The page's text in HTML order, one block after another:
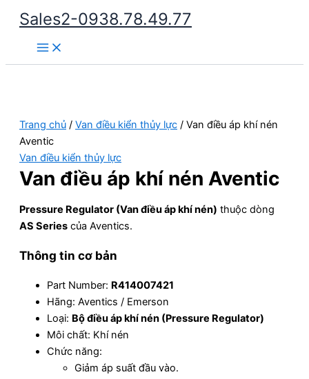
Nhảy
dung
Sales2-0938.78.49.77
Main
Menu
Trang chủ / Van điều kiển thủy lực / Van điều áp khí nén
Aventic
Van điều kiển thủy lực
Van điều áp khí nén Aventic
Pressure Regulator (Van điều áp khí nén) thuộc dòng
AS Series của Aventics.
Thông tin cơ bản
Part Number: R414007421
Hãng: Aventics / Emerson
Loại: Bộ điều áp khí nén (Pressure Regulator)
Môi chất: Khí nén
Chức năng:
Giảm áp suất đầu vào.